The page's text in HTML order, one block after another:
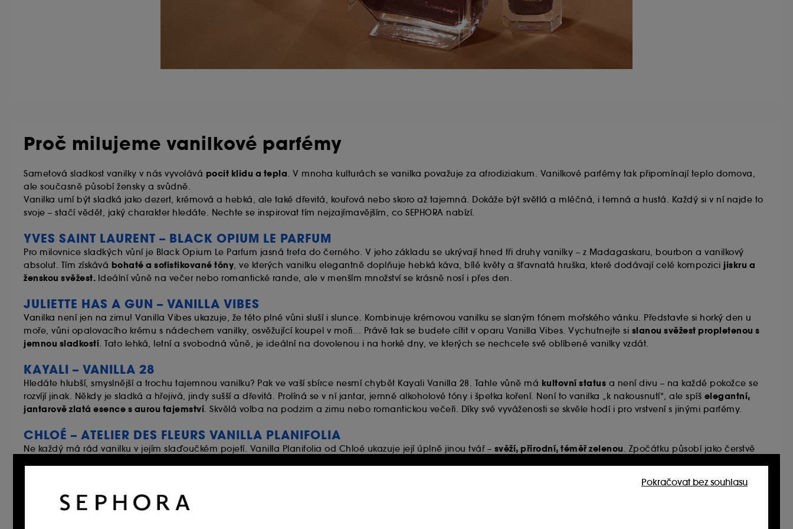
Proč milujeme vanilkové parfémy
Sametová sladkost vanilky v nás vyvolává pocit klidu a tepla. V mnoha kulturách se vanilka považuje za afrodiziakum. Vanilkové parfémy tak připomínají teplo domova,
ale současně působí žensky a svůdně.
Vanilka umí být sladká jako dezert, krémová a hebká, ale také dřevitá, kouřová nebo skoro až tajemná. Dokáže být světlá a mléčná, i temná a hustá. Každý si v ní najde to
svoje – stačí vědět, jaký charakter hledáte. Nechte se inspirovat tím nejzajímavějším, co SEPHORA nabízí.
YVES SAINT LAURENT – BLACK OPIUM LE PARFUM
Pro milovnice sladkých vůní je Black Opium Le Parfum jasná trefa do černého. V jeho základu se ukrývají hned tři druhy vanilky – z Madagaskaru, bourbon a vanilkový
absolut. Tím získává bohaté a sofistikované tóny, ve kterých vanilku elegantně doplňuje hebká káva, bílé květy a šťavnatá hruška, které dodávají celé kompozici jiskru a
ženskou svěžest. Ideální vůně na večer nebo romantické rande, ale v menším množství se krásně nosí i přes den.
JULIETTE HAS A GUN – VANILLA VIBES
Vanilka není jen na zimu! Vanilla Vibes ukazuje, že této plné vůni sluší i slunce. Kombinuje krémovou vanilku se slaným tónem mořského vánku. Představte si horký den u
moře, vůni opalovacího krému s nádechem vanilky, osvěžující koupel v moři… Právě tak se budete cítit v oparu Vanilla Vibes. Vychutnejte si slanou svěžest propletenou s
jemnou sladkostí. Tato lehká, letní a svobodná vůně, je ideální na dovolenou i na horké dny, ve kterých se nechcete své oblíbené vanilky vzdát.
KAYALI – VANILLA 28
Hledáte hlubší, smyslnější a trochu tajemnou vanilku? Pak ve vaší sbírce nesmí chybět Kayali Vanilla 28. Tahle vůně má kultovní status a není divu – na každé pokožce se
rozvíjí jinak. Někdy je sladká a hřejivá, jindy sušší a dřevitá. Prolíná se v ní jantar, jemné alkoholové tóny i špetka koření. Není to vanilka „k nakousnutí“, ale spíš elegantní,
jantarově zlatá esence s aurou tajemství. Skvělá volba na podzim a zimu nebo romantickou večeři. Díky své vyváženosti se skvěle hodí i pro vrstvení s jinými parfémy.
CHLOÉ – ATELIER DES FLEURS VANILLA PLANIFOLIA
Ne každý má rád vanilku v jejím slaďoučkém pojetí. Vanilla Planifolia od Chloé ukazuje její úplně jinou tvář – svěží, přírodní, téměř zelenou. Zpočátku působí jako čerstvě
BURBERRY – GODDESS
Hledáte trochu jinou vanilku? Vanilku, která má jiskru a snoubí se v ní exotická vůně koření? Sáhněte po Burberry Goddess, jejíž vůně vás přivítá svěžím dotykem zázvoru a
Pokračovat bez souhlasu